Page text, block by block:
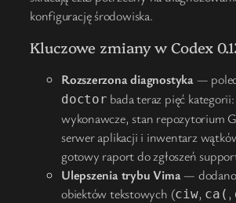
konfigurację środowiska.
Kluczowe zmiany w Codex
Rozszerzona diagnostyka—
doctor bada teraz pięć
wykonawcze, stan repozytorium
serwer aplikacji i inwentarz
gotowy raport do zgłoszeń
Ulepszenia trybu Vima— dodano
obiektów tekstowych (ciw, ca( ,